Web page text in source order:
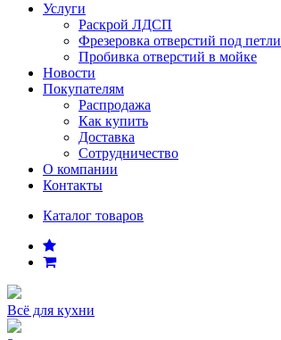
Услуги
Раскрой ЛДСП
Фрезеровка отверстий под петли
Пробивка отверстий в мойке
Новости
Покупателям
Распродажа
Как купить
Доставка
Сотрудничество
О компании
Контакты
Каталог товаров
Всё для кухни